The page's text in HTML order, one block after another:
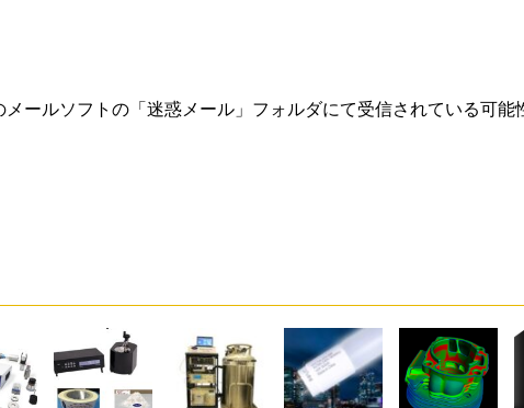
ールソフトの「迷惑メール」フォルダにて受信されている可能